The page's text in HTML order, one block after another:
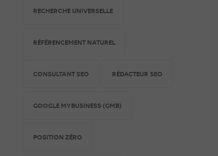
RECHERCHE UNIVERSELLE
RÉFÉRENCEMENT NATUREL
CONSULTANT SEO RÉDACTEUR SEO
GOOGLE MYBUSINESS (GMB)
POSITION ZÉRO